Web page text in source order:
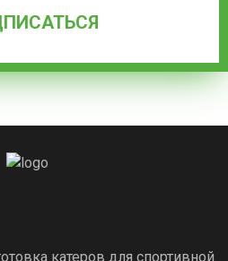
катеров для спортивной